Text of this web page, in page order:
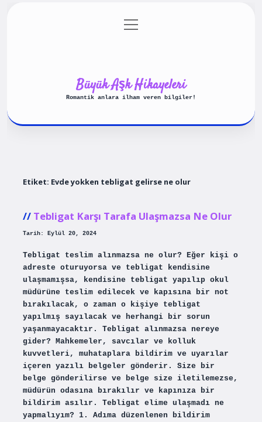
Gizlilik Politikası
menüyü
aç
Büyük Aşk Hikayeleri
Romantik anlara ilham veren bilgiler!
Etiket: Evde yokken tebligat gelirse ne olur
Tebligat Karşı Tarafa Ulaşmazsa Ne Olur
Tarih: Eylül 20, 2024
Tebligat teslim alınmazsa ne olur? Eğer kişi o
adreste oturuyorsa ve tebligat kendisine
ulaşmamışsa, kendisine tebligat yapılıp okul
müdürüne teslim edilecek ve kapısına bir not
bırakılacak, o zaman o kişiye tebligat
yapılmış sayılacak ve herhangi bir sorun
yaşanmayacaktır. Tebligat alınmazsa nereye
gider? Mahkemeler, savcılar ve kolluk
kuvvetleri, muhataplara bildirim ve uyarılar
içeren yazılı belgeler gönderir. Size bir
belge gönderilirse ve belge size iletilemezse,
müdürün odasına bırakılır ve kapınıza bir
bildirim asılır. Tebligat elime ulaşmadı ne
yapmalıyım? 1. Adıma düzenlenen bildirim